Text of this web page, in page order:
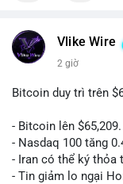
Vlike Wire
2 giờ
Bitcoin duy trì trên
- Bitcoin lên $65,209.
- Nasdaq 100 tăng
- Iran có thể ký thỏa
- Tin giảm lo ngại